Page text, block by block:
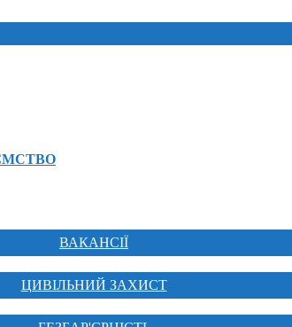
ВАКАНСІЇ
ЦИВІЛЬНИЙ ЗАХИСТ